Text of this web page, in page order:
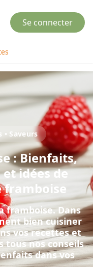
Se connecter
Saveurs
: Bienfaits,
idées de
framboise
framboise. Dans
bien cuisiner
vos recettes et
tous nos conseils
dans vos